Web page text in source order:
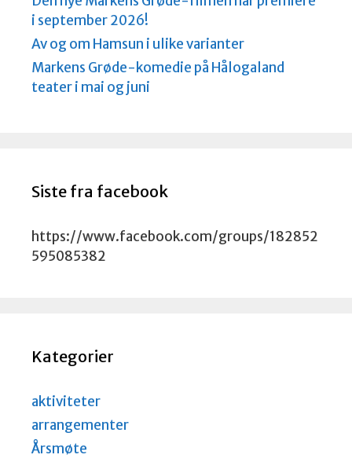
i september 2026!
Av og om Hamsun i ulike varianter
Markens Grøde-komedie på Hålogaland
teater i mai og juni
Siste fra facebook
https://www.facebook.com/groups/182852
595085382
Kategorier
aktiviteter
arrangementer
Årsmøte